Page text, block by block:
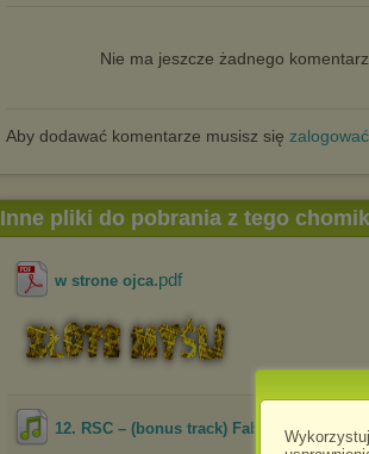
Nie ma jeszcze żadnego
Aby dodawać komentarze musisz się zalogować
Inne pliki do pobrania z tego
w strone ojca.pdf
12. RSC – (bonus track) Fabryka snów .flac